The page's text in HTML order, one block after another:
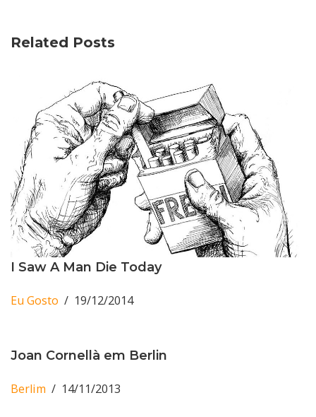
Related Posts
I Saw A Man Die Today
Eu Gosto 19/12/2014
Joan Cornellà em Berlin
Berlim 14/11/2013